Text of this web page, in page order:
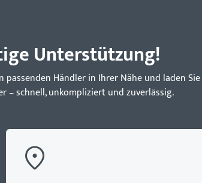
Unterstützung!
Händler in Ihrer Nähe und laden Sie
schnell, unkompliziert und zuverlässig.